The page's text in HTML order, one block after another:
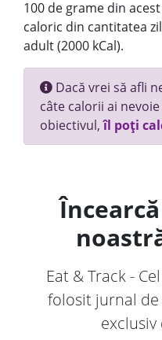
100 de grame din
caloric din cantitatea
adult (2000 kCal).
Dacă vrei să afli
câte calorii ai
obiectivul,îl poți
Eat & Track -
folosit jurnal
exclusiv